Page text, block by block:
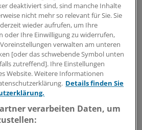
erhöhtem Risiko für ein
Einnahme von Desogestrel-
besteht ein gering erhöhtes Risiko
Meningeoms. Darauf weisen die
Rote-Hand-Brief hin.
deaktiviert sind, sind manche Inhalte
nicht mehr so relevant für Sie. Sie
wieder aufrufen, um Ihre
oder Ihre Einwilligung zu widerrufen,
verwalten am unteren
[oder das schwebende Symbol unten
zutreffend]. Ihre Einstellungen
Website. Weitere Informationen
Details finden Sie
verarbeiten Daten, um